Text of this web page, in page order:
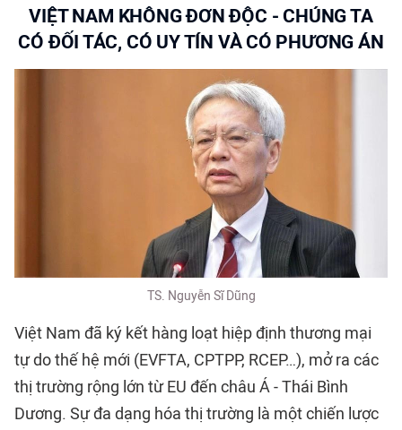
VIỆT NAM KHÔNG ĐƠN ĐỘC - CHÚNG TA
CÓ ĐỐI TÁC, CÓ UY TÍN VÀ CÓ PHƯƠNG ÁN
TS. Nguyễn Sĩ Dũng
Việt Nam đã ký kết hàng loạt hiệp định thương mại
tự do thế hệ mới (EVFTA, CPTPP, RCEP…), mở ra các
thị trường rộng lớn từ EU đến châu Á - Thái Bình
Dương. Sự đa dạng hóa thị trường là một chiến lược